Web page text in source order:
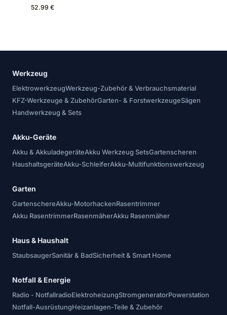
52.99 €
Werkzeug
ElektrowerkzeugWerkzeug-Zubehör & Verbrauchsmaterial
KFZ-Werkzeuge & ZubehörGarten- & ForstwerkzeugeSägen
Handwerkzeug & Sets
Akku-Geräte
Akku & AkkuladegeräteAkku Werkzeug SetsGartenscheren
HaushaltsgeräteAkku-SchleiferAkku-Multifunktionswerkzeug
Garten
GartenschereAkku-MotorhackenRasentrimmer
Akku RasentrimmerRasenmäherAkku Rasenmäher
Haus & Haushalt
StaubsaugerSanitär & BadSicherheit & Smart Home
Notfall & Energie
Radio - NotfallradioElektroheizungStromgeneratorPowerstation
Notfall-AusrüstungHeizanlagen-Teile & Zubehör